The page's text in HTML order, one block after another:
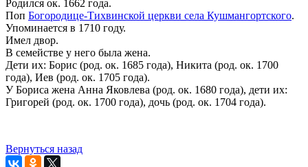
Родился ок. 1662 года.
Поп Богородице-Тихвинской церкви села Кушмангортского.
Упоминается в 1710 году.
Имел двор.
В семействе у него была жена.
Дети их: Борис (род. ок. 1685 года), Никита (род. ок. 1700
года), Иев (род. ок. 1705 года).
У Бориса жена Анна Яковлева (род. ок. 1680 года), дети их:
Григорей (род. ок. 1700 года), дочь (род. ок. 1704 года).
Вернуться назад